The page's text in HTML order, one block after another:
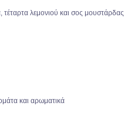
λεμονιού και σος μουστάρδας
και αρωματικά